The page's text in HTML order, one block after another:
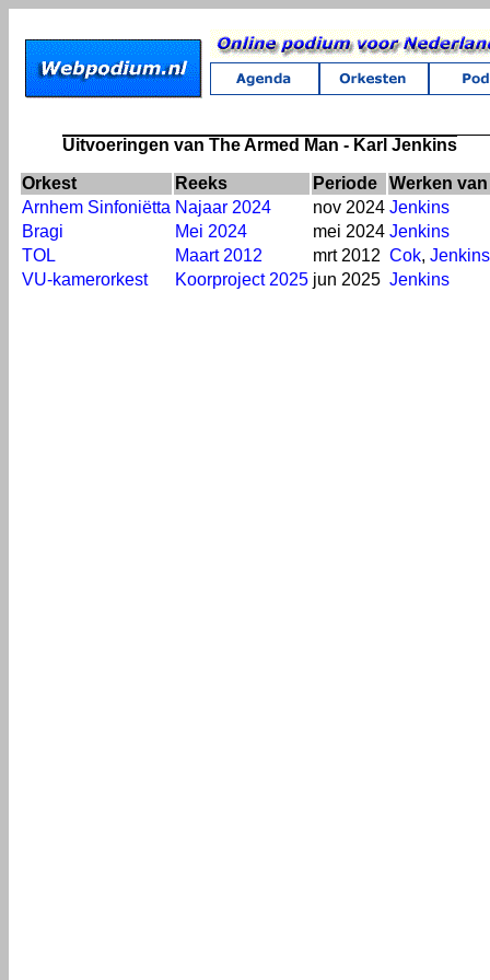
Uitvoeringen van The Armed Man - Karl Jenkins
Orkest Reeks Periode
Werken van
Arnhem Sinfoniëtta Najaar 2024 nov 2024 Jenkins
Bragi
Mei 2024 mei 2024 Jenkins
TOL
Maart 2012 mrt 2012 Cok, Jenkins
VU-kamerorkest
Koorproject 2025 jun 2025 Jenkins